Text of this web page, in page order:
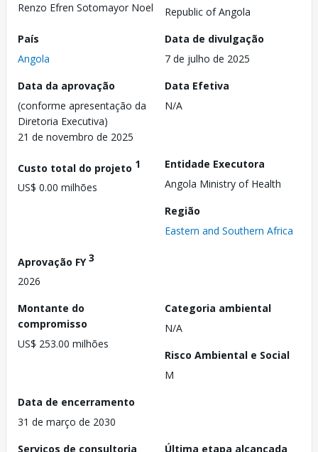
Renzo Efren Sotomayor Noel
Republic of Angola
País
Angola
Data de divulgação
7 de julho de 2025
Data da aprovação
(conforme apresentação da
Diretoria Executiva)
21 de novembro de 2025
Data Efetiva
N/A
Custo total do projeto 1
US$ 0.00 milhões
Entidade Executora
Angola Ministry of Health
Região
Eastern and Southern Africa
Aprovação FY3
2026
Montante do
compromisso
US$ 253.00 milhões
Categoria ambiental
N/A
Risco Ambiental e Social
M
Data de encerramento
31 de março de 2030
Serviços de consultoria
Última etapa alcançada